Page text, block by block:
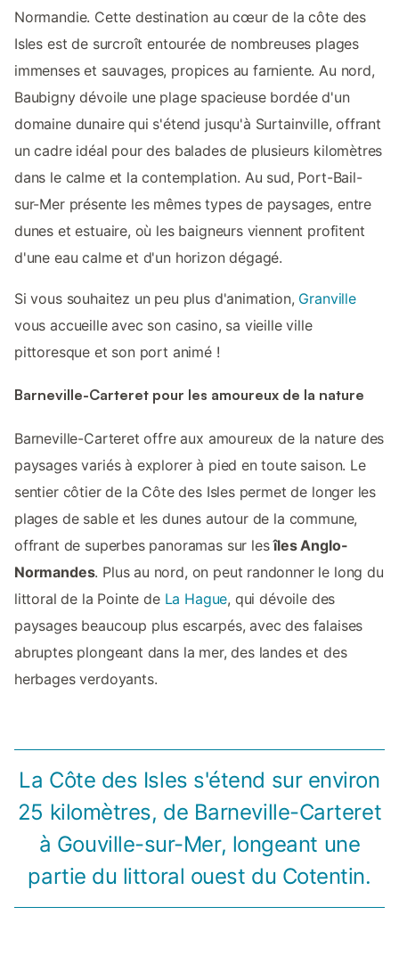
Normandie. Cette destination au cœur de la côte des
Isles est de surcroît entourée de nombreuses plages
immenses et sauvages, propices au farniente. Au nord,
Baubigny dévoile une plage spacieuse bordée d'un
domaine dunaire qui s'étend jusqu'à Surtainville, offrant
un cadre idéal pour des balades de plusieurs kilomètres
dans le calme et la contemplation. Au sud, Port-Bail-
sur-Mer présente les mêmes types de paysages, entre
dunes et estuaire, où les baigneurs viennent profitent
d'une eau calme et d'un horizon dégagé.
Si vous souhaitez un peu plus d'animation, Granville
vous accueille avec son casino, sa vieille ville
pittoresque et son port animé !
Barneville-Carteret pour les amoureux de la nature
Barneville-Carteret offre aux amoureux de la nature des
paysages variés à explorer à pied en toute saison. Le
sentier côtier de la Côte des Isles permet de longer les
plages de sable et les dunes autour de la commune,
offrant de superbes panoramas sur lesîles Anglo-
Normandes. Plus au nord, on peut randonner le long du
littoral de la Pointe de La Hague, qui dévoile des
paysages beaucoup plus escarpés, avec des falaises
abruptes plongeant dans la mer, des landes et des
herbages verdoyants.
La Côte des Isles s'étend sur environ
25 kilomètres, de Barneville-Carteret
à Gouville-sur-Mer, longeant une
partie du littoral ouest du Cotentin.